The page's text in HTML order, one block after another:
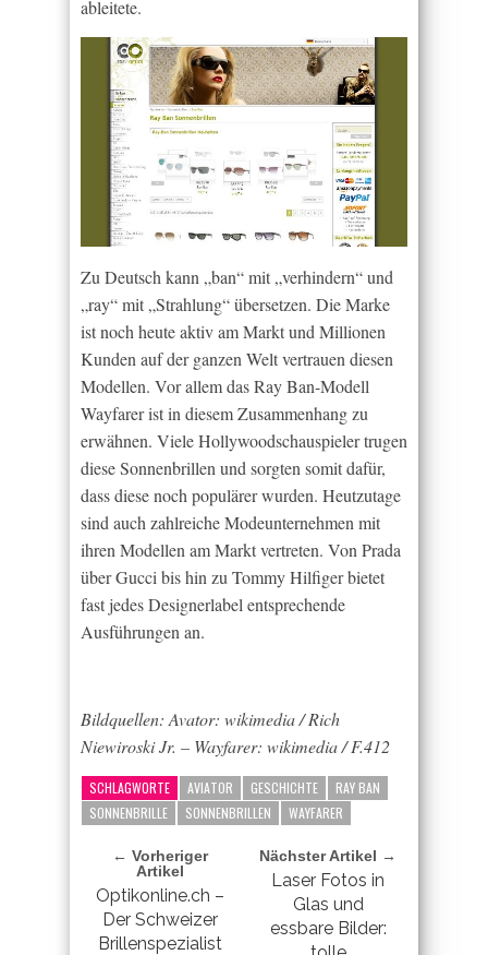
ableitete.
Zu Deutsch kann „ban“ mit „verhindern“ und
„ray“ mit „Strahlung“ übersetzen. Die Marke
ist noch heute aktiv am Markt und Millionen
Kunden auf der ganzen Welt vertrauen diesen
Modellen. Vor allem das Ray Ban-Modell
Wayfarer ist in diesem Zusammenhang zu
erwähnen. Viele Hollywoodschauspieler trugen
diese Sonnenbrillen und sorgten somit dafür,
dass diese noch populärer wurden. Heutzutage
sind auch zahlreiche Modeunternehmen mit
ihren Modellen am Markt vertreten. Von Prada
über Gucci bis hin zu Tommy Hilfiger bietet
fast jedes Designerlabel entsprechende
Ausführungen an.
Bildquellen: Avator: wikimedia / Rich
Niewiroski Jr. – Wayfarer: wikimedia / F.412
SCHLAGWORTE AVIATOR GESCHICHTE
RAY BAN
SONNENBRILLE
SONNENBRILLEN WAYFARER
← Vorheriger
Artikel
Optikonline.ch –
Der Schweizer
Brillenspezialist
Nächster Artikel →
Laser Fotos in
Glas und
essbare Bilder: